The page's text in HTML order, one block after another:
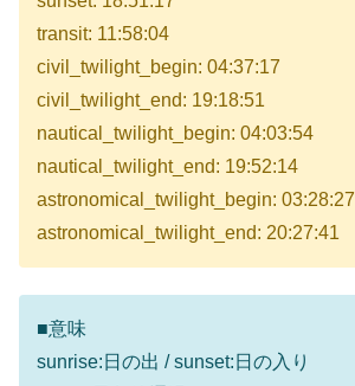
transit: 11:58:04
civil_twilight_begin: 04:37:17
civil_twilight_end: 19:18:51
nautical_twilight_begin: 04:03:54
nautical_twilight_end: 19:52:14
astronomical_twilight_begin: 03:28:27
astronomical_twilight_end: 20:27:41
■意味
sunrise:日の出 / sunset:日の入り